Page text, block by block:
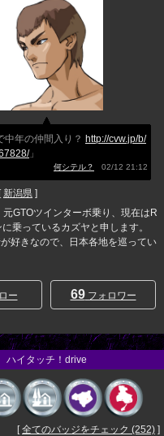
中年の仲間入り？ http://cvw.jp/b/
」
何シテル？ 02/12 21:12
[ 新潟県 ]
GTOツインターボ乗り、現在はR
乗っているカズヤと申します。
好きなので、日本各地を巡ってい
ー 69フォロワー
ハイタッチ！drive
[全てのバッジをチェック (252) ]